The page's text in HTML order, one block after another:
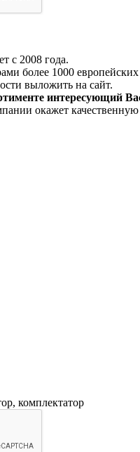
с 2008 года.
более 1000
выложить на сайт.
интересующий
окажет
комплектатор